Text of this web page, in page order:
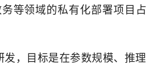
等领域的私有化部署项目占
，目标是在参数规模、推理